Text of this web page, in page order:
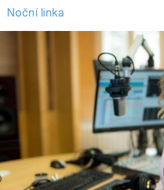
Noční linka